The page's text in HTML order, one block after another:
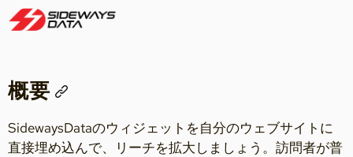
概要
SidewaysDataのウィジェットを自分のウェブサイトに
直接埋め込んで、リーチを拡大しましょう。訪問者が普